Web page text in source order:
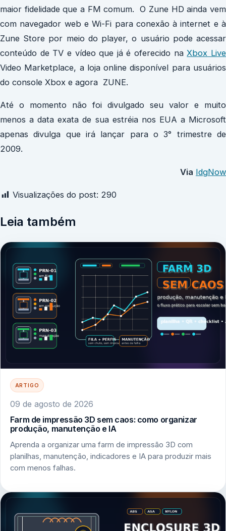
maior fidelidade que a FM comum. O Zune HD ainda vem
com navegador web e Wi-Fi para conexão à internet e à
Zune Store por meio do player, o usuário pode acessar
conteúdo de TV e vídeo que já é oferecido naXbox Live
Video Marketplace, a loja online disponível para usuários
do console Xbox e agora ZUNE.
Até o momento não foi divulgado seu valor e muito
menos a data exata de sua estréia nos EUA a Microsoft
apenas divulga que irá lançar para o 3° trimestre de
2009.
Via IdgNow
Visualizações do post: 290
Leia também
ARTIGO
09 de agosto de 2026
Farm de impressão 3D sem caos: como organizar
produção, manutenção e IA
Aprenda a organizar uma farm de impressão 3D com
planilhas, manutenção, indicadores e IA para produzir mais
com menos falhas.